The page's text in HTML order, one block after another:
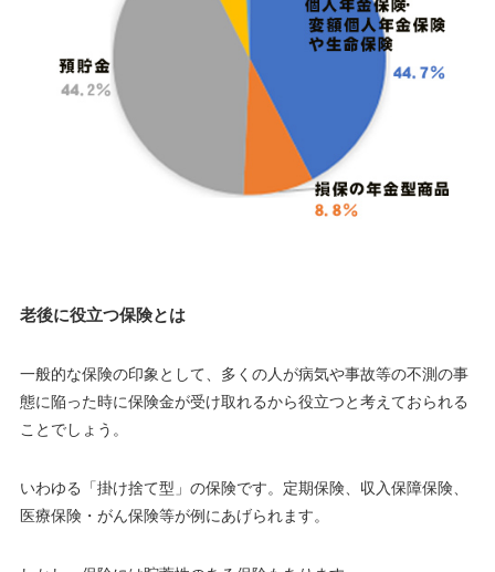
老後に役立つ保険とは
一般的な保険の印象として、多くの人が病気や事故等の不測の事
態に陥った時に保険金が受け取れるから役立つと考えておられる
ことでしょう。
いわゆる「掛け捨て型」の保険です。定期保険、収入保障保険、
医療保険・がん保険等が例にあげられます。